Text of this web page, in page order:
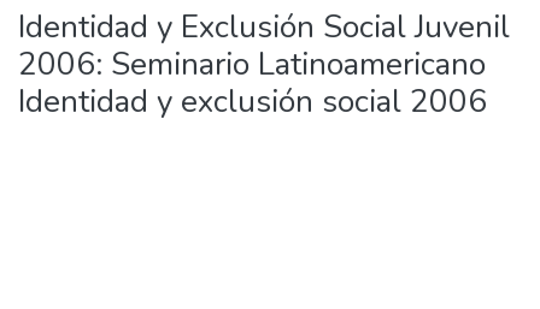
Identidad y Exclusión Social Juvenil
2006: Seminario Latinoamericano
Identidad y exclusión social 2006